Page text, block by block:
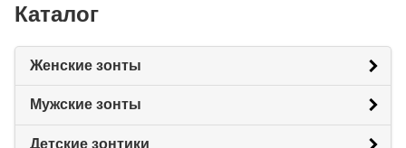
Каталог
Женские зонты
Мужские зонты
Детские зонтики